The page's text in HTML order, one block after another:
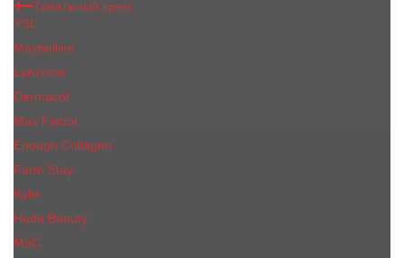
Тональный крем
YSL
Maybelline
Lancome
Dermacol
Max Factor
Enough Collagen
Farm Stay
Kylie
Huda Beauty
МаС